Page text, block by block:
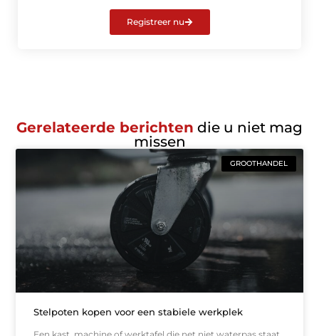
Registreer nu
Gerelateerde berichten die u niet mag
missen
GROOTHANDEL
Stelpoten kopen voor een stabiele werkplek